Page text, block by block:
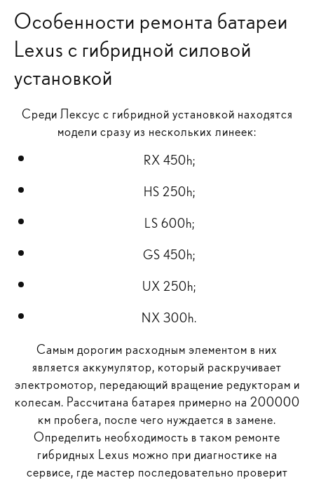
Особенности ремонта батареи
Lexus с гибридной силовой
установкой
Среди Лексус с гибридной установкой находятся
модели сразу из нескольких линеек:
RX 450h;
HS 250h;
LS 600h;
GS 450h;
UX 250h;
NX 300h.
Самым дорогим расходным элементом в них
является аккумулятор, который раскручивает
электромотор, передающий вращение редукторам и
колесам. Рассчитана батарея примерно на 200000
км пробега, после чего нуждается в замене.
Определить необходимость в таком ремонте
гибридных Lexus можно при диагностике на
сервисе, где мастер последовательно проверит